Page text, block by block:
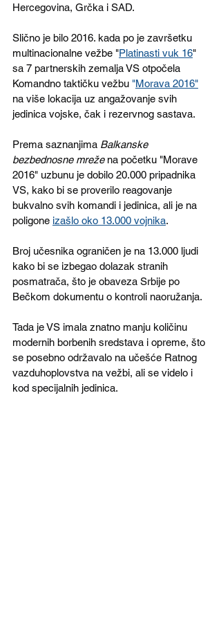
Hercegovina, Grčka i SAD.
Slično je bilo 2016. kada po je završetku
multinacionalne vežbe "Platinasti vuk 16"
sa 7 partnerskih zemalja VS otpočela
Komandno taktičku vežbu "Morava 2016"
na više lokacija uz angažovanje svih
jedinica vojske, čak i rezervnog sastava.
Prema saznanjima Balkanske
bezbednosne mreže na početku "Morave
2016" uzbunu je dobilo 20.000 pripadnika
VS, kako bi se proverilo reagovanje
bukvalno svih komandi i jedinica, ali je na
poligone izašlo oko 13.000 vojnika.
Broj učesnika ograničen je na 13.000 ljudi
kako bi se izbegao dolazak stranih
posmatrača, što je obaveza Srbije po
Bečkom dokumentu o kontroli naoružanja.
Tada je VS imala znatno manju količinu
modernih borbenih sredstava i opreme, što
se posebno održavalo na učešće Ratnog
vazduhoplovstva na vežbi, ali se videlo i
kod specijalnih jedinica.